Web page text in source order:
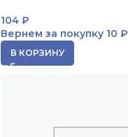
104 ₽
Вернем за покупку10 ₽
В КОРЗИНУ